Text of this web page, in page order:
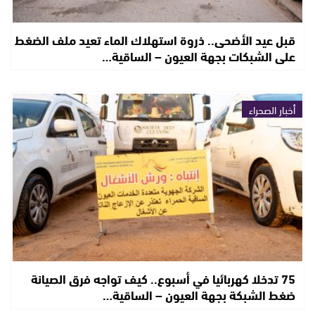
قبل عيد الأضحى.. ذروة استهلاك الماء تعيد ملف الضغط
على الشبكات بجهة العيون – الساقية…
أخبار الصحراء
75 تدخلا كهربائيا في أسبوع.. كيف تواجه فرق الصيانة
ضغط الشبكة بجهة العيون – الساقية…